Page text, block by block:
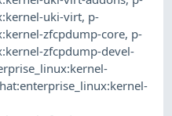
uki-virt, p-
zfcpdump-core, p-
zfcpdump-devel-